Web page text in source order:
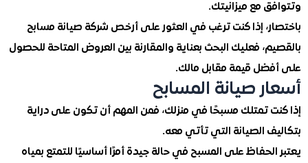
مع ميزانيتك.
إذا كنت ترغب في العثور على أرخص شركة صيانة مسابح
فعليك البحث بعناية والمقارنة بين العروض المتاحة للحصول
قيمة مقابل مالك.
صيانة المسابح
تمتلك مسبحًا في منزلك، فمن المهم أن تكون على دراية
الصيانة التي تأتي معه.
على المسبح في حالة جيدة أمرًا أساسيًا للتمتع بمياه